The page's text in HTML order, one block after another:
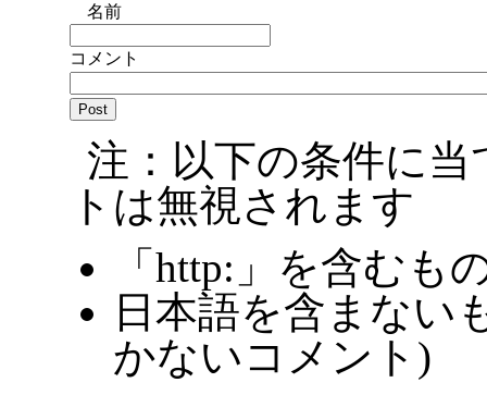
名前
コメント
注：以下の条件に
トは無視されます
「http:」を含むも
日本語を含まない
かないコメント)